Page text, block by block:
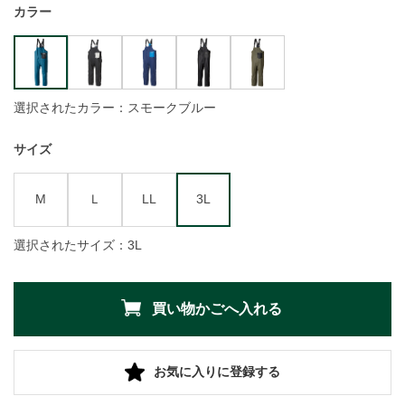
カラー
選択されたカラー：スモークブルー
サイズ
M Ｌ LL 3L
選択されたサイズ：3L
お気に入りに登録する